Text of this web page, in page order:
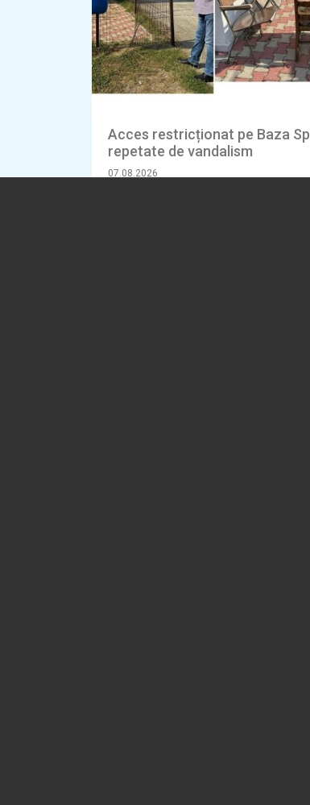
Acces restricționat pe Baza
repetate de vandalism
07.08.2026